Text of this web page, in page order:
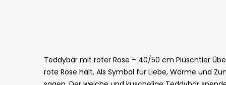
Teddybär mit roter Rose – 40/50 cm Plüschtier
rote Rose hält. Als Symbol für Liebe, Wärme und